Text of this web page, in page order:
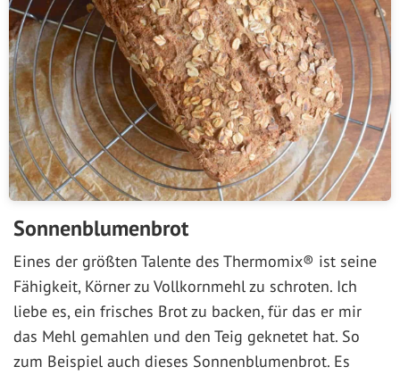
Sonnenblumenbrot
Eines der größten Talente des Thermomix® ist seine
Fähigkeit, Körner zu Vollkornmehl zu schroten. Ich
liebe es, ein frisches Brot zu backen, für das er mir
das Mehl gemahlen und den Teig geknetet hat. So
zum Beispiel auch dieses Sonnenblumenbrot. Es